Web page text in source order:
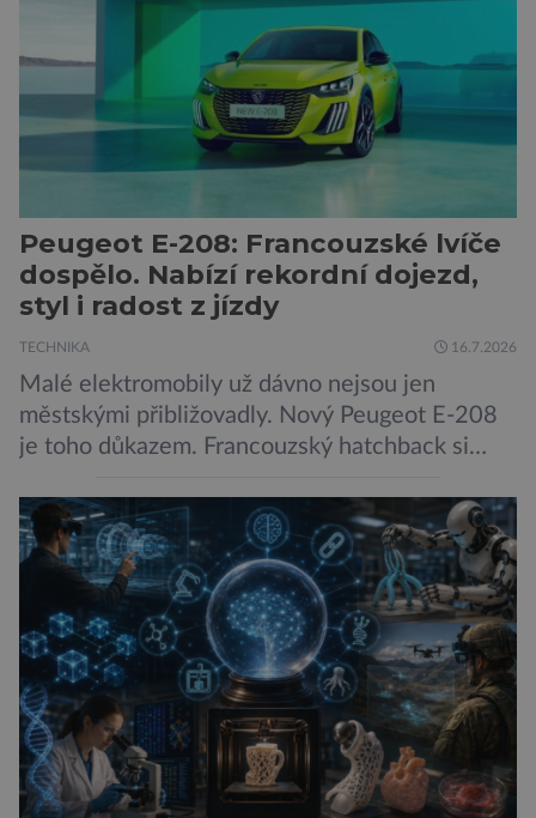
méně nápadné riziko. Podle některých
odborníků by už během příštích dvou let mohly
pokročilé systémy AI výrazně usnadnit
kybernetické útoky […]
Peugeot E-208: Francouzské lvíče
dospělo. Nabízí rekordní dojezd,
styl i radost z jízdy
TECHNIKA 16.7.2026
Malé elektromobily už dávno nejsou jen
městskými přibližovadly. Nový Peugeot E-208
je toho důkazem. Francouzský hatchback si
dojezd a modernější technologie, ale hlavně
ukazuje, že i kompaktní elektromobil může být
autem, se kterým bez obav vyrazíte za hranice
města Peugeot se u modelu 208 trefil do
černého už […]